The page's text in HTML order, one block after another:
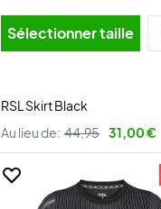
Sélectionner taille
RSL Skirt Black
Au lieu de: 44,95 31,00 €